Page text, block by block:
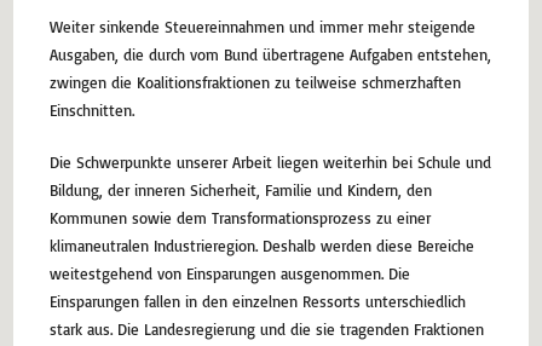
Weiter sinkende Steuereinnahmen und immer mehr steigende
Ausgaben, die durch vom Bund übertragene Aufgaben entstehen,
zwingen die Koalitionsfraktionen zu teilweise schmerzhaften
Einschnitten.
Die Schwerpunkte unserer Arbeit liegen weiterhin bei Schule und
Bildung, der inneren Sicherheit, Familie und Kindern, den
Kommunen sowie dem Transformationsprozess zu einer
klimaneutralen Industrieregion. Deshalb werden diese Bereiche
weitestgehend von Einsparungen ausgenommen. Die
Einsparungen fallen in den einzelnen Ressorts unterschiedlich
stark aus. Die Landesregierung und die sie tragenden Fraktionen